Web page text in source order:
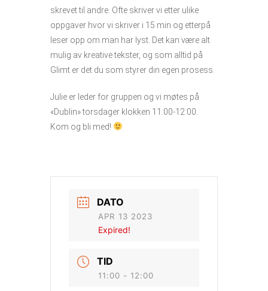
skrevet til andre. Ofte skriver vi etter ulike
oppgaver hvor vi skriver i 15 min og etterpå
leser opp om man har lyst. Det kan være alt
mulig av kreative tekster, og som alltid på
Glimt er det du som styrer din egen prosess.
Julie er leder for gruppen og vi møtes på
«Dublin» torsdager klokken 11:00-12:00.
Kom og bli med!
DATO
APR 13 2023
Expired!
TID
11:00 - 12:00